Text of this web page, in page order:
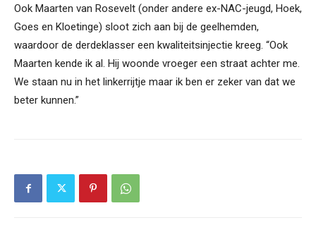
Ook Maarten van Rosevelt (onder andere ex-NAC-jeugd, Hoek,
Goes en Kloetinge) sloot zich aan bij de geelhemden,
waardoor de derdeklasser een kwaliteitsinjectie kreeg. “Ook
Maarten kende ik al. Hij woonde vroeger een straat achter me.
We staan nu in het linkerrijtje maar ik ben er zeker van dat we
beter kunnen.”